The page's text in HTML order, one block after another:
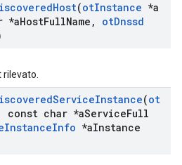
Host(otInstance *a
*aHostFullName , otDnssd
rilevato.
ServiceInstance(ot
const char *aServiceFull
InstanceInfo *aInstance